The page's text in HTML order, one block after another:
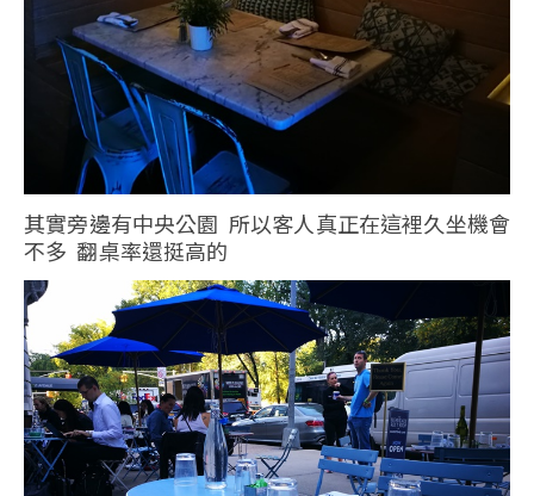
其實旁邊有中央公園 所以客人真正在這裡久坐機會
不多 翻桌率還挺高的